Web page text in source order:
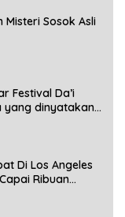
Misteri Sosok Asli
Festival Da’i
yang dinyatakan
Di Los Angeles
Ribuan